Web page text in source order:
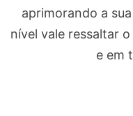
aprimorando a
nível vale ressaltar
e em